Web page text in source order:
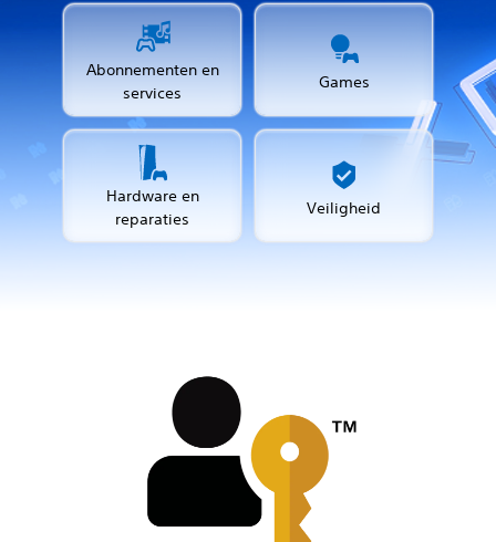
Abonnementen en
services
Games
Hardware en
reparaties
Veiligheid